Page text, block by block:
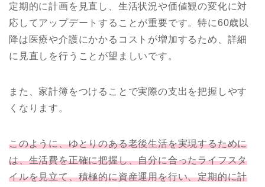
定期的に計画を見直し、生活状況や価値観の変化に対
応してアップデートすることが重要です。特に60歳以
降は医療や介護にかかるコストが増加するため、詳細
に見直しを行うことが望ましいです。
また、家計簿をつけることで実際の支出を把握しやす
くなります。
このように、ゆとりのある老後生活を実現するために
は、生活費を正確に把握し、自分に合ったライフスタ
イルを見立て、積極的に資産運用を行い、定期的に計